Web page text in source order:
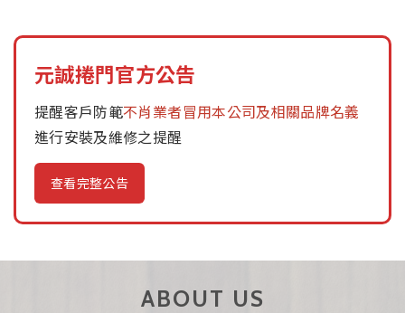
元誠捲門官方公告
提醒客戶防範不肖業者冒用本公司及相關品牌名義
進行安裝及維修之提醒
查看完整公告
ABOUT US